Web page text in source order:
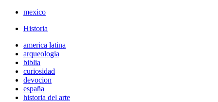
mexico
Historia
america latina
arqueologia
biblia
curiosidad
devocion
españa
historia del arte